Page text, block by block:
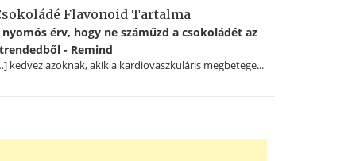
Flavonoid Tartalma
nyomós érv, hogy ne száműzd a csokoládét az
- Remind
kedvez azoknak, akik a kardiovaszkuláris megbetege...